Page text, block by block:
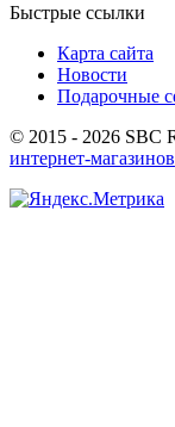
Быстрые ссылки
Карта сайта
Новости
Подарочные
© 2015 - 2026 SBC
интернет-магазинов